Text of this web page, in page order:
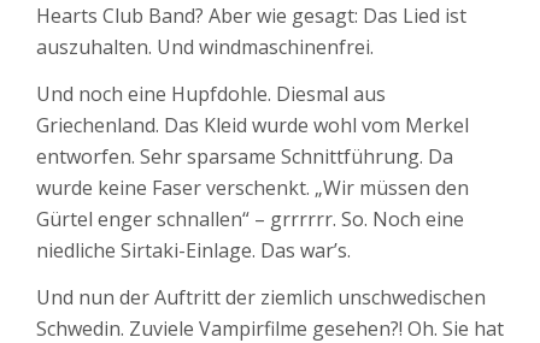
Hearts Club Band? Aber wie gesagt: Das Lied ist
auszuhalten. Und windmaschinenfrei.
Und noch eine Hupfdohle. Diesmal aus
Griechenland. Das Kleid wurde wohl vom Merkel
entworfen. Sehr sparsame Schnittführung. Da
wurde keine Faser verschenkt. „Wir müssen den
Gürtel enger schnallen“ – grrrrrr. So. Noch eine
niedliche Sirtaki-Einlage. Das war’s.
Und nun der Auftritt der ziemlich unschwedischen
Schwedin. Zuviele Vampirfilme gesehen?! Oh. Sie hat